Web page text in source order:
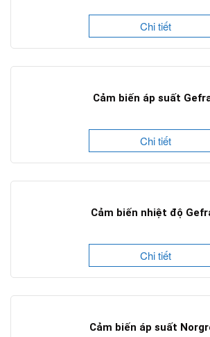
Chi tiết
Cảm biến áp suất
Chi tiết
Cảm biến nhiệt độ
Chi tiết
Cảm biến áp suất